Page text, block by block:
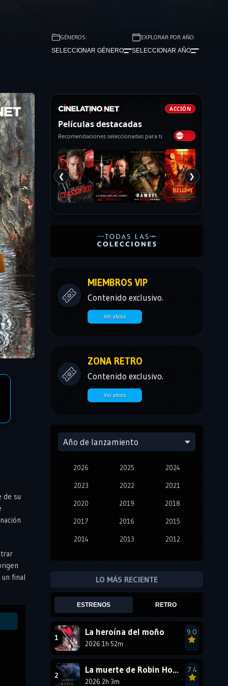
GÉNEROS:
SELECCIONAR GÉNERO
EXPLORAR POR AÑO:
SELECCIONAR AÑO
de su
final
ACCIÓN
Películas destacadas
Recomendaciones seleccionadas para ti
❮ ❯
MIEMBROS VIP
Contenido exclusivo.
Ver ahora
ZONA RETRO
Contenido exclusivo.
Ver ahora
Año de lanzamiento
2026 2025 2024
2023 2022 2021
2020 2019 2018
2017 2016 2015
2014 2013 2012
2001
1999 1998
1996 1995
1993
1990 1989
LO MÁS RECIENTE
ESTRENOS RETRO
La heroína del moño
2026 1h 52m
9.0
La muerte de Robin Hood
2026 2h 3m
7.4